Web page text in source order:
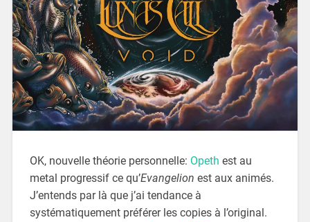
OK, nouvelle théorie personnelle: Opeth est au
metal progressif ce qu’Evangelion est aux animés.
J’entends par là que j’ai tendance à
systématiquement préférer les copies à l’original.